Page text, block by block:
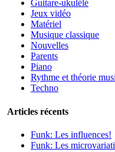
Guitare-ukulélé
Jeux vidéo
Matériel
Musique classique
Nouvelles
Parents
Piano
Rythme et théorie
Techno
Articles récents
Funk: Les influences!
Funk: Les